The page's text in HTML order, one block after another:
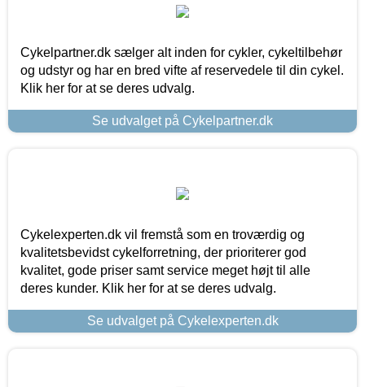
Cykelpartner.dk sælger alt inden for cykler, cykeltilbehør
og udstyr og har en bred vifte af reservedele til din cykel.
Klik her for at se deres udvalg.
Se udvalget på Cykelpartner.dk
Cykelexperten.dk vil fremstå som en troværdig og
kvalitetsbevidst cykelforretning, der prioriterer god
kvalitet, gode priser samt service meget højt til alle
deres kunder. Klik her for at se deres udvalg.
Se udvalget på Cykelexperten.dk